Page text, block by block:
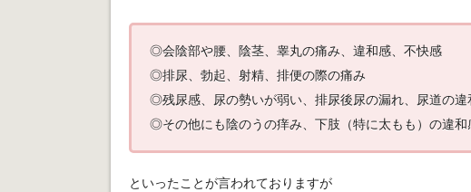
◎会陰部や腰、陰茎、睾丸の痛み、違和感、不快感
◎排尿、勃起、射精、排便の際の痛み
◎残尿感、尿の勢いが弱い、排尿後尿の漏れ、尿道の違
◎その他にも陰のうの痒み、下肢（特に太もも）の違
といったことが言われておりますが